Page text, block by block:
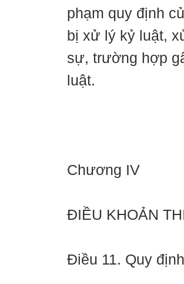
phạm quy định
bị xử lý kỷ luật,
sự, trường hợp
luật.
Chương IV
ĐIỀU KHOẢN
Điều 11. Quy